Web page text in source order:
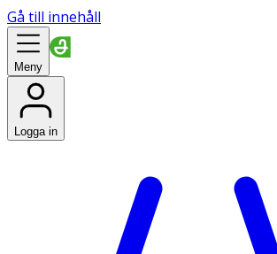
Gå till innehåll
Meny
Logga in